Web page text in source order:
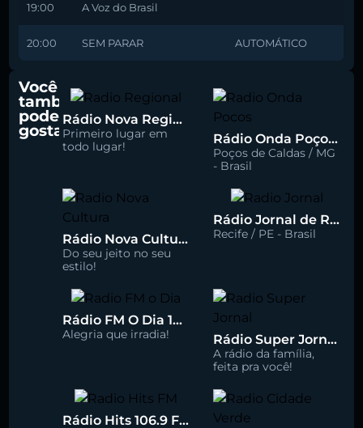
19:00 A Voz do Brasil
20:00 SEM PARAR AUTOMÁTICO
Você
também
pode
gostar
Rádio Nova Regional 91.5 FM
Primeiro lugar em
todo lugar!
Rádio Onda Poços 96.7 FM
Poços de Caldas / MG
- Brasil
Rádio Nova Cultura 93.1 FM
Do seu jeito no seu
estilo!
Rádio Jornal de Recife 90.3 FM
Recife / PE - Brasil
Rádio FM O Dia 100.5
Alegria que irradia! Rádio Super Jornal 105.7 FM
A rádio da família,
feita pra você!
Rádio Hits 106.9 FM